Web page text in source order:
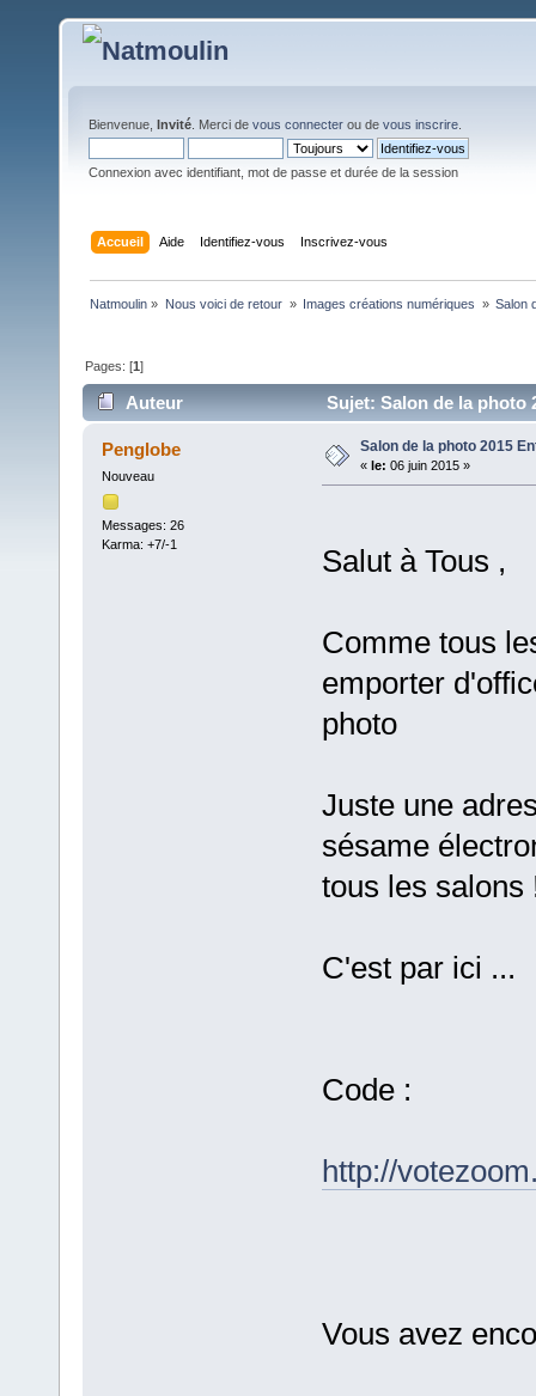
Bienvenue, Invité . Merci de vous connecter ou de vous inscrire
Connexion avec identifiant, mot de passe et durée de la session
Accueil Aide Identifiez-vous Inscrivez-vous
Natmoulin » Nous voici de retour » Images créations numériques » Salon
Pages: [1]
Auteur Sujet: Salon de la photo
Penglobe
Nouveau
Messages: 26
Karma: +7/-1
Salon de la photo 2015
« le: 06 juin 2015 »
Salut à Tous ,
Comme tous
emporter
photo
Juste une
sésame
tous les salons
C'est par ici ...
Code :
http://
Vous avez